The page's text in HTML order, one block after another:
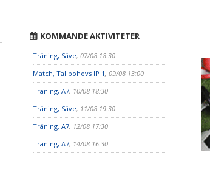
KOMMANDE AKTIVITETER
Träning, Säve, 07/08 18:30
Match, Tallbohovs IP 1, 09/08 13:00
Träning, A7, 10/08 18:30
Träning, Säve, 11/08 19:30
Träning, A7, 12/08 17:30
Träning, A7, 14/08 16:30